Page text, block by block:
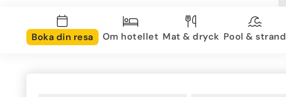
Boka din resa Om hotellet Mat & dryck Pool & strand